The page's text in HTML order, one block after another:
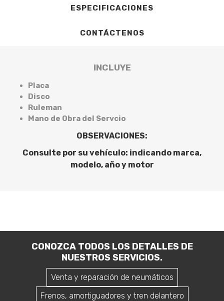
ESPECIFICACIONES
CONTÁCTENOS
INCLUYE
Placa
Disco
Ruleman
Mano de Obra del Servcio
OBSERVACIONES:
Consulte por su vehículo: indicando marca,
modelo, año y motor
CONOZCA TODOS LOS DETALLES DE
NUESTROS SERVICIOS.
Venta y reparación de neumáticos
Frenos, amortiguadores y tren delantero